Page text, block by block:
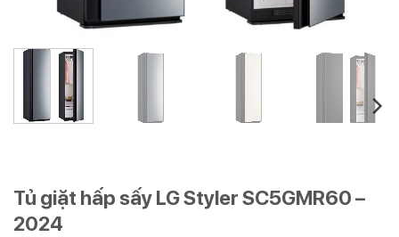
Tủ giặt hấp sấy LG Styler SC5GMR60 –
2024